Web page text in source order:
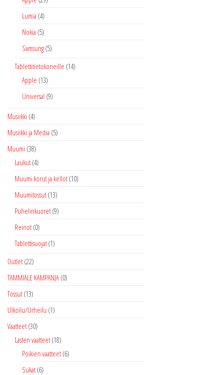
Lumia (4)
Nokia (5)
Samsung (5)
Tablettitietokoneille (14)
Apple (13)
Universal (9)
Musiikki (4)
Musiikki ja Media (5)
Muumi (38)
Laukut (4)
Muumi korut ja kellot (10)
Muumitossut (13)
Puhelinkuoret (9)
Reinot (0)
Tablettisuojat (1)
Outlet (22)
TAMMIALE KAMPANJA (0)
Tossut (13)
Ulkoilu/Urheilu (1)
Vaatteet (30)
Lasten vaatteet (18)
Poikien vaatteet (6)
Sukat (6)